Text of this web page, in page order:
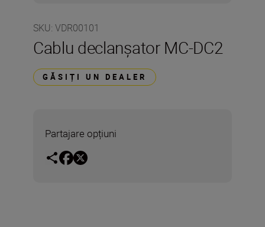
SKU: VDR00101
Cablu declanşator MC-DC2
GĂSIȚI UN DEALER
Partajare opțiuni